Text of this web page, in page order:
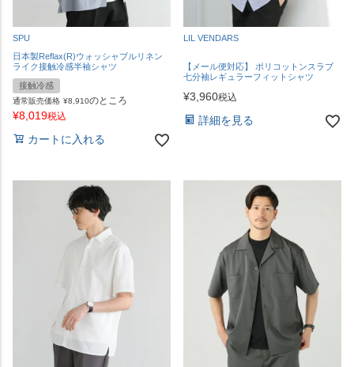
SPU
日本製Reflax(R)ウォッシャブルリネン
ライク接触冷感半袖シャツ
接触冷感
通常販売価格 ¥8,910のところ
¥8,019税込
カートに入れる
LIL VENDARS
【メール便対応】 ポリコットンスラブ
七分袖レギュラーフィットシャツ
¥3,960税込
詳細を見る